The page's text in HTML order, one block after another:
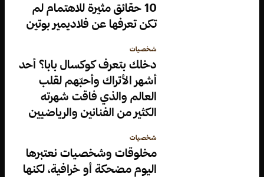
10 حقائق مثيرة للاهتمام لم
تكن تعرفها عن فلاديمير بوتين
شخصيات
دخلك بتعرف كوكسال بابا؟ أحد
أشهر الأتراك وأحبّهم لقلب
العالم والذي فاقت شهرته
الكثير من الفنانين والرياضيين
شخصيات
مخلوقات وشخصيات نعتبرها
اليوم مضحكة أو خرافية، لكنها